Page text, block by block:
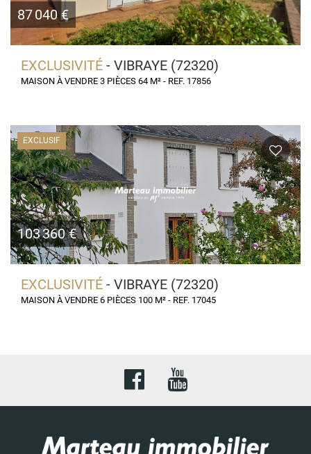
87 040 €
EXCLUSIVITÉ - VIBRAYE (72320)
MAISON À VENDRE 3 PIÈCES 64 M² - REF. 17856
EXCLUSIF
103 360 €
EXCLUSIVITÉ - VIBRAYE (72320)
MAISON À VENDRE 6 PIÈCES 100 M² - REF. 17045